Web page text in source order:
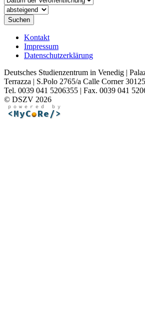
Suchen
Kontakt
Impressum
Datenschutzerklärung
Deutsches Studienzentrum in Venedig |
Terrazza | S.Polo 2765/a Calle Corner
Tel. 0039 041 5206355 | Fax. 0039 041
© DSZV 2026